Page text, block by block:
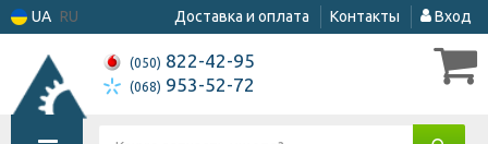
UA RU Доставка и оплата Контакты Вход
(050) 822-42-95
(068) 953-52-72